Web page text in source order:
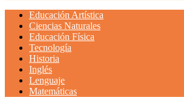
Educación Artística
Ciencias Naturales
Educación Física
Tecnología
Historia
Inglés
Lenguaje
Matemáticas